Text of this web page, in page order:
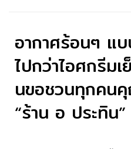
อากาศร้อนๆ แ
ไปกว่าไอศกรีม
นขอชวนทุกคน
“ร้าน อ ประทิน